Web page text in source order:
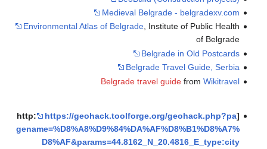
Medieval Belgrade - belgradexv.com
Environmental Atlas of Belgrade, Institute of Public Health
of Belgrade
Belgrade in Old Postcards
Belgrade Travel Guide, Serbia
Belgrade travel guidefrom Wikitravel
[http:
https://geohack.toolforge.org/geohack.php?pa
gename=%D8%A8%D9%84%DA%AF%D8%B1%D8%A7%
D8%AF&params=44.8162_N_20.4816_E_type:city